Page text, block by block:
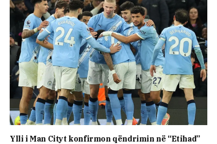
Ylli i Man Cityt konfirmon qëndrimin në “Etihad”